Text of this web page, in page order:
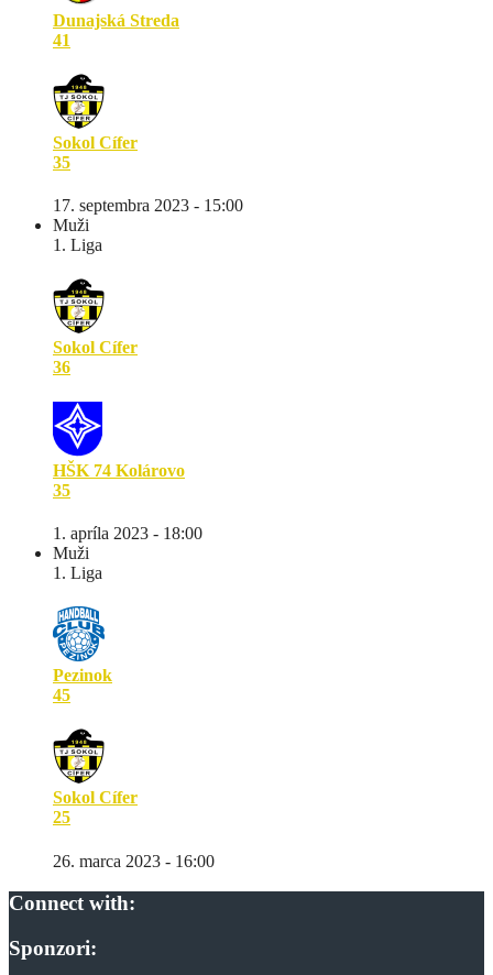
Dunajská Streda
41
Sokol Cífer
35
17. septembra 2023 - 15:00
Muži
1. Liga
Sokol Cífer
36
HŠK 74 Kolárovo
35
1. apríla 2023 - 18:00
Muži
1. Liga
Pezinok
45
Sokol Cífer
25
26. marca 2023 - 16:00
Connect with:
Sponzori: